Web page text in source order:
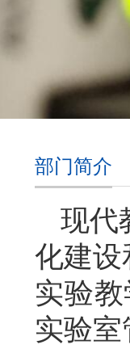
部门简介
现代
化建设
实验
实验